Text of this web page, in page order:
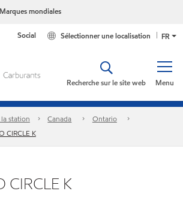
Marques mondiales
FR
Sélectionner une localisation
Social
Menu
Recherche sur le site web
station Canada
Ontario
CIRCLE K
CIRCLE K